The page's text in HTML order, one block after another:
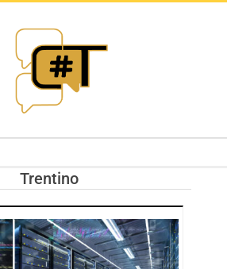
RIVISTA
TRENDS
Trentino